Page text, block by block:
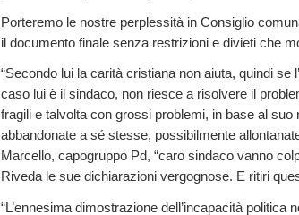
Porteremo le nostre perplessità in Consiglio
il documento finale senza restrizioni e divieti che
“Secondo lui la carità cristiana non aiuta, quindi se
caso lui è il sindaco, non riesce a risolvere il
fragili e talvolta con grossi problemi, in base al suo
abbandonate a sé stesse, possibilmente
Marcello, capogruppo Pd, “caro sindaco vanno
Riveda le sue dichiarazioni vergognose. E ritiri
“L’ennesima dimostrazione dell’incapacità politica